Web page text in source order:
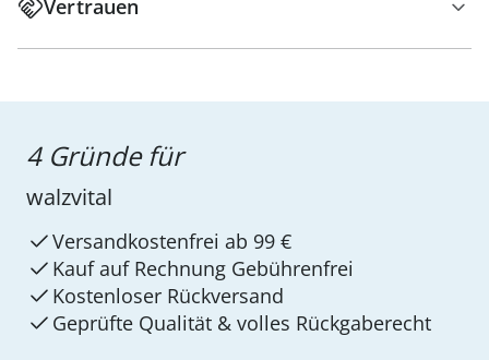
Vertrauen
4 Gründe für
walzvital
Versandkostenfrei ab 99 €
Kauf auf Rechnung Gebührenfrei
Kostenloser Rückversand
Geprüfte Qualität & volles Rückgaberecht